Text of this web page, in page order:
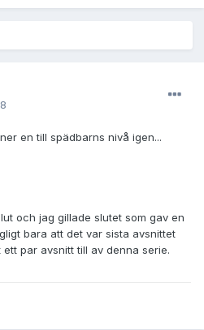
en till spädbarns nivå igen...
och jag gillade slutet som gav en
bara att det var sista avsnittet
par avsnitt till av denna serie.